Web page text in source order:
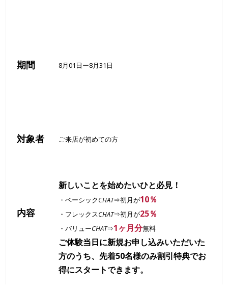
期間 8月01日ー8月31日
対象者 ご来店が初めての方
内容
新しいことを始めたいひと必見！
・ベーシックCHAT⇒初月が10％
・フレックスCHAT⇒初月が25％
・バリューCHAT⇒1ヶ月分無料
ご体験当日に新規お申し込みいただいた
方のうち、先着50名様のみ割引特典でお
得にスタートできます。